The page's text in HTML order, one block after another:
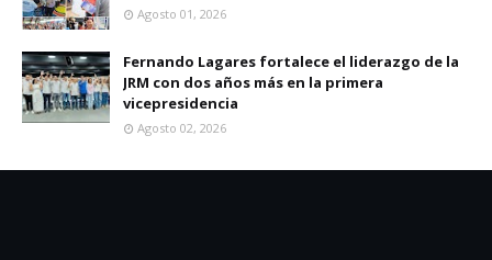
Agosto 01, 2026
Fernando Lagares fortalece el liderazgo de la
JRM con dos años más en la primera
vicepresidencia
Agosto 02, 2026